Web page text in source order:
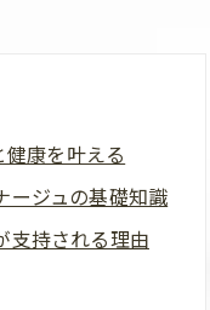
康を叶える
ージュの基礎知識
支持される理由
を徹底解説